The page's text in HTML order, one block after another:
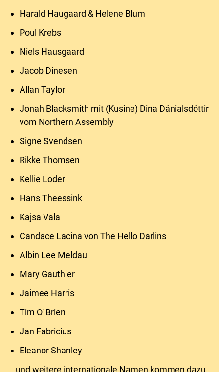
Harald Haugaard & Helene Blum
Poul Krebs
Niels Hausgaard
Jacob Dinesen
Allan Taylor
Jonah Blacksmith mit (Kusine) Dina Dánialsdóttir
vom Northern Assembly
Signe Svendsen
Rikke Thomsen
Kellie Loder
Hans Theessink
Kajsa Vala
Candace Lacina von The Hello Darlins
Albin Lee Meldau
Mary Gauthier
Jaimee Harris
Tim O´Brien
Jan Fabricius
Eleanor Shanley
… und weitere internationale Namen kommen dazu.